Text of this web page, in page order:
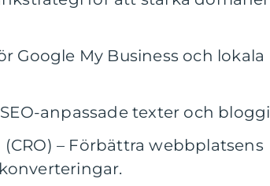
Google My Business och lokala
anpassade texter och
– Förbättra webbplatsens